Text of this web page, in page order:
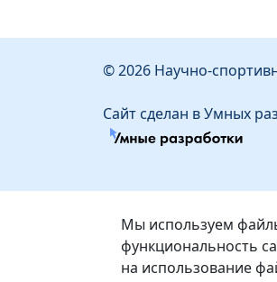
© 2026 Научно-
Сайт сделан в Умных
Мы используем
функциональность
на использование